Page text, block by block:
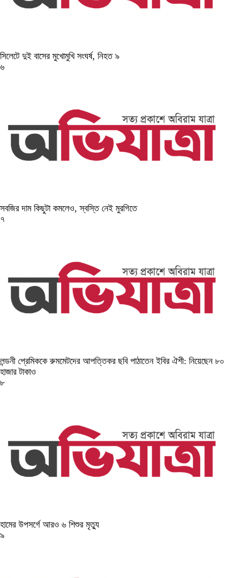
সিলেটে দুই বাসের মুখোমুখি সংঘর্ষ, নিহত ৯
৬
সবজির দাম কিছুটা কমলেও, স্বস্তি নেই মুরগিতে
৭
লন্ডনী প্রেমিককে রুমমেটদের আপত্তিকর ছবি পাঠাতেন ইবির ঐশী: নিয়েছেন ৮০
হাজার টাকাও
৮
হামের উপসর্গে আরও ৬ শিশুর মৃত্যু
৯